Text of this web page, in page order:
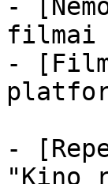
-
filmai
-
-
"Kino